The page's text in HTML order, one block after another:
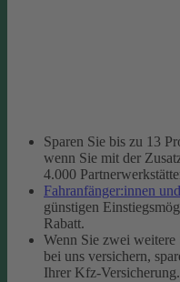
Sparen Sie bis zu 13
wenn Sie mit der
4.000
Fahranfänger:innen
günstigen
Rabatt.
Wenn Sie zwei weitere
bei uns versichern,
Ihrer Kfz-Versicherung.